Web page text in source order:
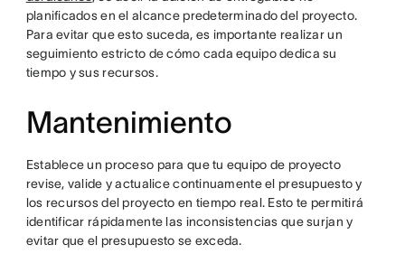
planificados en el alcance predeterminado del proyecto.
Para evitar que esto suceda, es importante realizar un
seguimiento estricto de cómo cada equipo dedica su
tiempo y sus recursos.
Mantenimiento
Establece un proceso para que tu equipo de proyecto
revise, valide y actualice continuamente el presupuesto y
los recursos del proyecto en tiempo real. Esto te permitirá
identificar rápidamente las inconsistencias que surjan y
evitar que el presupuesto se exceda.